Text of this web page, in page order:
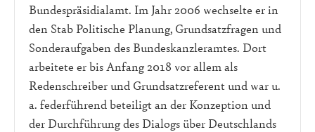
Bundespräsidialamt. Im Jahr 2006 wechselte er in
den Stab Politische Planung, Grundsatzfragen und
Sonderaufgaben des Bundeskanzleramtes. Dort
arbeitete er bis Anfang 2018 vor allem als
Redenschreiber und Grundsatzreferent und war u.
a. federführend beteiligt an der Konzeption und
der Durchführung des Dialogs über Deutschlands